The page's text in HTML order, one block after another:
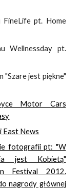
FineLife pt. Home
Wellnessday pt.
"Szare jest piękne"
Motor Cars
East News
fotografii pt: "W
jest Kobietą"
Festival 2012.
nagrody głównej